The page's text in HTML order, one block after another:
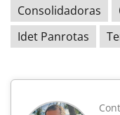
Consolidadoras
Idet Panrotas